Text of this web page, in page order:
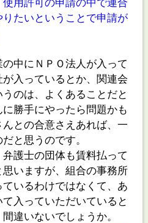
用許可の申請の中で連合
たいということで申請が
中にＮＰＯ法人が入って
入っているとか、関連会
のは、よくあることだと
勝手にやったら問題かも
との合意さえあれば、一
と思うのです。
護士の団体も賃料払って
いますが、組合の事務所
いるわけではなくて、あ
入っていただいていると
違いないでしょうか。